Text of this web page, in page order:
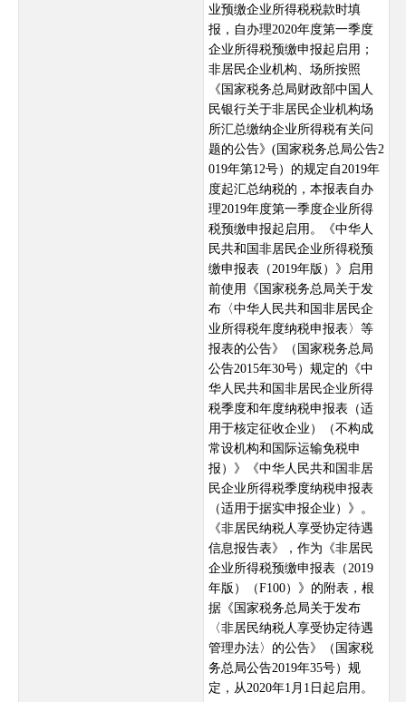
业预缴企业所得税税款时填
报，自办理2020年度第一季度
企业所得税预缴申报起启用；
非居民企业机构、场所按照
《国家税务总局财政部中国人
民银行关于非居民企业机构场
所汇总缴纳企业所得税有关问
题的公告》(国家税务总局公告2
019年第12号）的规定自2019年
度起汇总纳税的，本报表自办
理2019年度第一季度企业所得
税预缴申报起启用。《中华人
民共和国非居民企业所得税预
缴申报表（2019年版）》启用
前使用《国家税务总局关于发
布〈中华人民共和国非居民企
业所得税年度纳税申报表〉等
报表的公告》（国家税务总局
公告2015年30号）规定的《中
华人民共和国非居民企业所得
税季度和年度纳税申报表（适
用于核定征收企业）（不构成
常设机构和国际运输免税申
报）》《中华人民共和国非居
民企业所得税季度纳税申报表
（适用于据实申报企业）》。
《非居民纳税人享受协定待遇
信息报告表》，作为《非居民
企业所得税预缴申报表（2019
年版）（F100）》的附表，根
据《国家税务总局关于发布
〈非居民纳税人享受协定待遇
管理办法〉的公告》（国家税
务总局公告2019年35号）规
定，从2020年1月1日起启用。